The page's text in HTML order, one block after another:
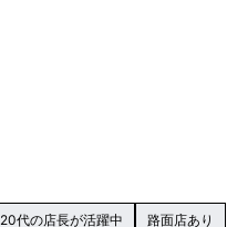
20代の店長が活躍中 路面店あり